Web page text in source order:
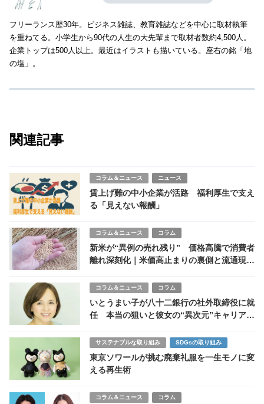
フリーランス歴30年。ビジネス雑誌、教育雑誌などを中心に取材執筆
を重ねてる。小学生から90代の人生の大先輩まで取材者数約4,500人。
企業トップは500人以上。最近はイラストも描いている。座右の銘「地
の塩」。
関連記事
コラム＆ニュース ニュース
賃上げ難の中小企業が活路 福利厚生で支え
る「見えない報酬」
コラム＆ニュース コラム
新米が“異例の売れ残り” 価格高騰で消費者
離れ深刻化｜米価高止まりの裏側と流通現場
コラム＆ニュース コラム
いとうまい子が八十二銀行の社外取締役に就
任 本当の狙いと彼女の“異次元”キャリアに
サステナブルな取り組み SDGsの取り組み
東京ソワールが挑む廃棄礼服を一生モノに変
える再生術
コラム＆ニュース コラム